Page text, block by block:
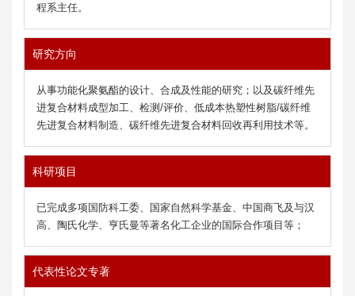
程系主任。
研究方向
从事功能化聚氨酯的设计、合成及性能的研究；以及碳纤维先
进复合材料成型加工、检测/评价、低成本热塑性树脂/碳纤维
先进复合材料制造、碳纤维先进复合材料回收再利用技术等。
科研项目
已完成多项国防科工委、国家自然科学基金、中国商飞及与汉
高、陶氏化学、亨氏曼等著名化工企业的国际合作项目等；
代表性论文专著